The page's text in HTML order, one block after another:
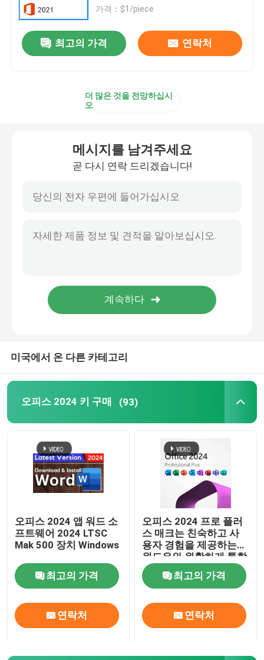
사무실 2019년 전문적 플러스
윈도우 11 전문가
윈도우 서버 2022
SQL 서버 표준 2019
가격：$1/piece
최고의 가격 연락처
더 많은 것을 전망하십시
오
메시지를 남겨주세요
곧 다시 연락 드리겠습니다!
미국에서 온 다른 카테고리
오피스 2024 키 구매 (93)
오피스 2024 앱 워드 소
프트웨어 2024 LTSC
Mak 500 장치 Windows
최고의 가격
연락처
오피스 2024 프로 플러
스 매크는 친숙하고 사
용자 경험을 제공하는
윈도우와 원활하게 통합
됩니다
최고의 가격
연락처